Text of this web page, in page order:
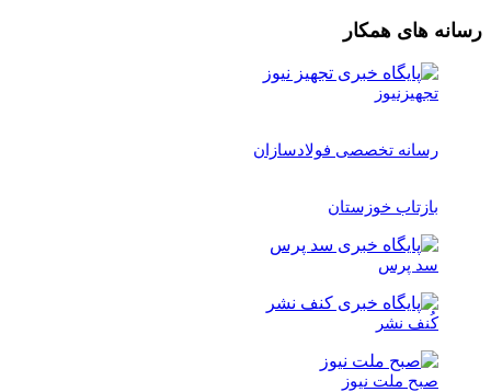
رسانه های همکار
تجهیزنیوز
رسانه تخصصی فولادسازان
بازتاب خوزستان
سد پرس
کُنف نشر
صبح ملت نیوز